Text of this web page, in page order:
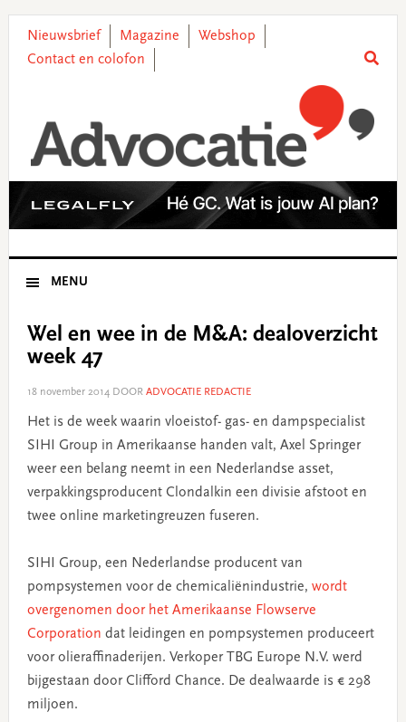
primary
main
primary
footer
Nieuwsbrief Magazine
Webshop
Contact en colofon
MENU
Wel en wee in de M&A: dealoverzicht
week 47
18 november 2014DOOR ADVOCATIE REDACTIE
Het is de week waarin vloeistof- gas- en dampspecialist
SIHI Group in Amerikaanse handen valt, Axel Springer
weer een belang neemt in een Nederlandse asset,
verpakkingsproducent Clondalkin een divisie afstoot en
twee online marketingreuzen fuseren.
SIHI Group, een Nederlandse producent van
pompsystemen voor de chemicaliënindustrie, wordt
overgenomen door het Amerikaanse Flowserve
Corporation dat leidingen en pompsystemen produceert
voor olieraffinaderijen. Verkoper TBG Europe N.V. werd
bijgestaan door Clifford Chance. De dealwaarde is € 298
miljoen.